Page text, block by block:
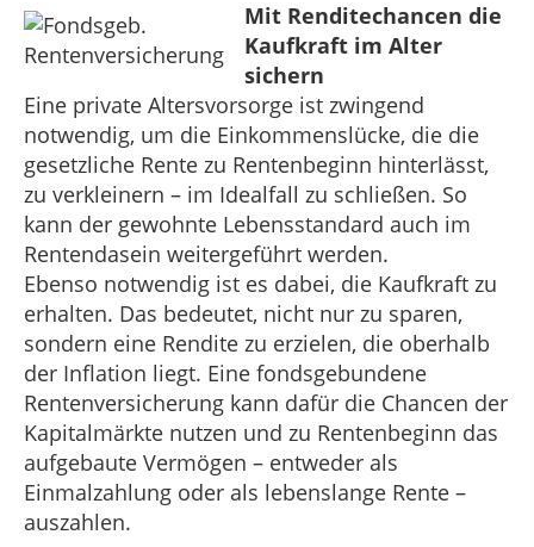
Mit Renditechancen die
Kaufkraft im Alter
sichern
Eine private Altersvorsorge ist zwingend
notwendig, um die Einkommenslücke, die die
gesetzliche Rente zu Rentenbeginn hinterlässt,
zu verkleinern – im Idealfall zu schließen. So
kann der gewohnte Lebensstandard auch im
Rentendasein weitergeführt werden.
Ebenso notwendig ist es dabei, die Kaufkraft zu
erhalten. Das bedeutet, nicht nur zu sparen,
sondern eine Rendite zu erzielen, die oberhalb
der Inflation liegt. Eine fondsgebundene
Rentenversicherung kann dafür die Chancen der
Kapitalmärkte nutzen und zu Rentenbeginn das
aufgebaute Vermögen – entweder als
Einmalzahlung oder als lebenslange Rente –
auszahlen.